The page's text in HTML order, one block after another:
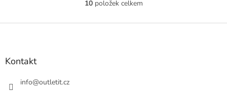
O
l
10položek celkem
Z
Kontakt
info@outletit.cz